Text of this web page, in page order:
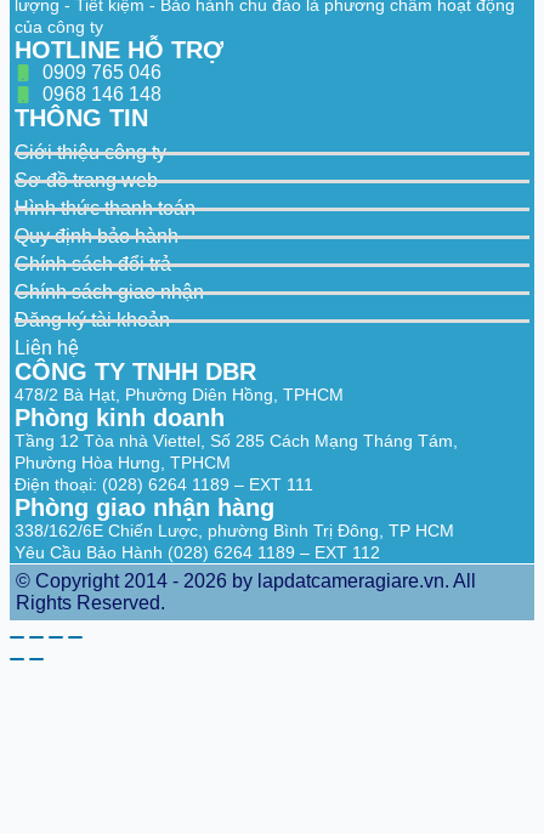
PoE
Transmission
Yes
Hardware
DIP Switch
meters. The negotiation speed can be
Performance
Packet Buffer Size768 Kbit
Jumbo Frame2048 Byte
Communication StandardIEEE 802.3;
IEEE 802.3u; IEEE 802.3x
General
Packing List
1 x User Manual;
1 x Legal and Regulatory Information;
1 x Power Cord;
1 x Power Adapter
lượng - Tiết kiệm - Bảo hành chu đáo là phương châm hoạt động
của công ty
HOTLINE HỖ TRỢ
0909 765 046
0968 146 148
THÔNG TIN
Giới thiệu công ty
Sơ đồ trang web
Hình thức thanh toán
Quy định bảo hành
Chính sách đổi trả
Chính sách giao nhận
Đăng ký tài khoản
Liên hệ
CÔNG TY TNHH DBR
478/2 Bà Hạt, Phường Diên Hồng, TPHCM
Phòng kinh doanh
Tầng 12 Tòa nhà Viettel, Số 285 Cách Mạng Tháng Tám,
Phường Hòa Hưng, TPHCM
Điện thoại: (028) 6264 1189 – EXT 111
Phòng giao nhận hàng
338/162/6E Chiến Lược, phường Bình Trị Đông, TP HCM
Yêu Cầu Bảo Hành (028) 6264 1189 – EXT 112
© Copyright 2014 - 2026 by lapdatcameragiare.vn. All
Rights Reserved.